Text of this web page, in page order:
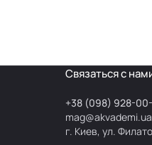
Связаться с
+38 (098) 928-
mag@akvademi.ua
г. Киев, ул.